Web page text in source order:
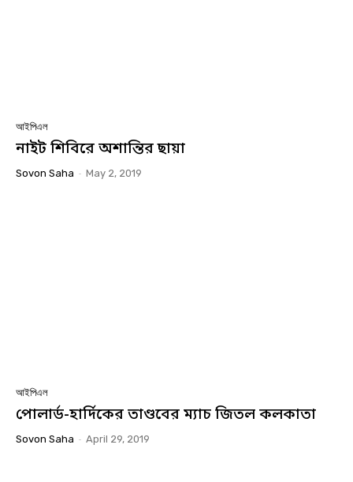
আইপিএল
নাইট শিবিরে অশান্তির ছায়া
Sovon Saha - May 2, 2019
আইপিএল
পোলার্ড-হার্দিকের তাণ্ডবের ম্যাচ জিতল কলকাতা
Sovon Saha - April 29, 2019